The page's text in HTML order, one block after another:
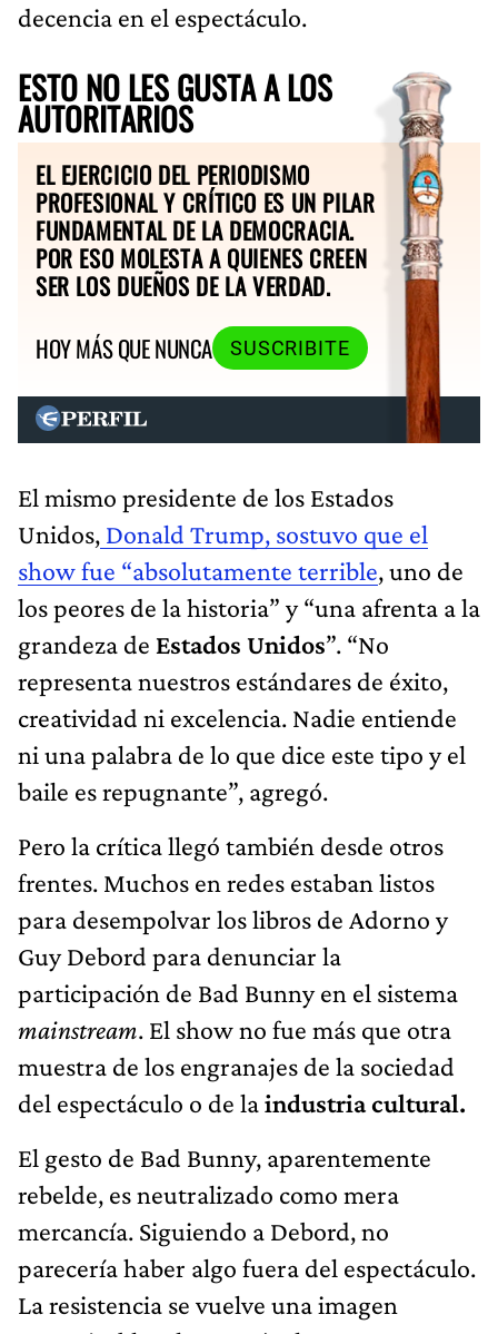
decencia en el espectáculo.
ESTO NO LES GUSTA A LOS
AUTORITARIOS
EL EJERCICIO DEL PERIODISMO
PROFESIONAL Y CRÍTICO ES UN PILAR
FUNDAMENTAL DE LA DEMOCRACIA.
POR ESO MOLESTA A QUIENES CREEN
SER LOS DUEÑOS DE LA VERDAD.
HOY MÁS QUE NUNCA
SUSCRIBITE
El mismo presidente de los Estados
Unidos, Donald Trump, sostuvo que el
show fue “absolutamente terrible, uno de
los peores de la historia” y “una afrenta a la
grandeza de Estados Unidos”. “No
representa nuestros estándares de éxito,
creatividad ni excelencia. Nadie entiende
ni una palabra de lo que dice este tipo y el
baile es repugnante”, agregó.
Pero la crítica llegó también desde otros
frentes. Muchos en redes estaban listos
para desempolvar los libros de Adorno y
Guy Debord para denunciar la
participación de Bad Bunny en el sistema
mainstream. El show no fue más que otra
muestra de los engranajes de la sociedad
del espectáculo o de laindustria cultural.
El gesto de Bad Bunny, aparentemente
rebelde, es neutralizado como mera
mercancía. Siguiendo a Debord, no
parecería haber algo fuera del espectáculo.
La resistencia se vuelve una imagen